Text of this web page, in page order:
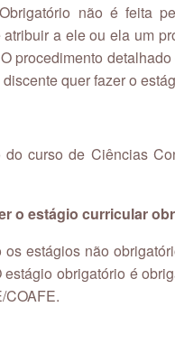
não é feita
a ele ou ela um
procedimento
quer fazer o
curso de Ciências
o estágio curricular
estágios não
obrigatório é
COAFE.